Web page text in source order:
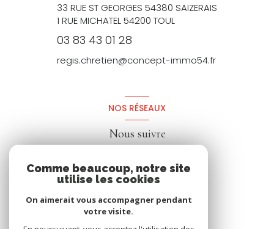
33 RUE ST GEORGES 54380 SAIZERAIS
1 RUE MICHATEL 54200 TOUL
03 83 43 01 28
regis.chretien@concept-immo54.fr
NOS RÉSEAUX
Nous suivre
Comme beaucoup, notre site
utilise les cookies
On aimerait vous accompagner pendant
votre visite.